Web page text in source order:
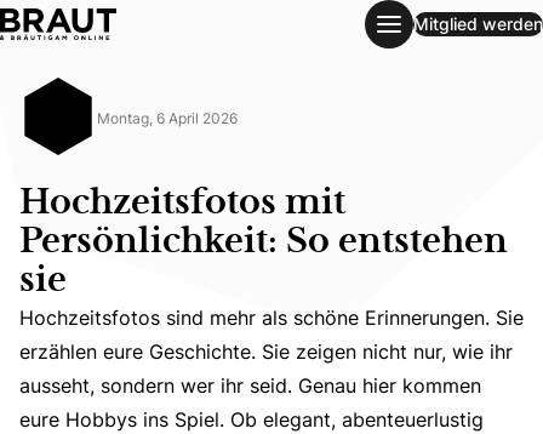
Hochzeitsfotos mit Persönlichkeit: So entstehen sie
Mitglied werden
Montag, 6 April 2026
Hochzeitsfotos mit
Persönlichkeit: So entstehen
sie
Hochzeitsfotos sind mehr als schöne Erinnerungen. Sie
Hochzeitsfotos sind mehr als schöne Erinnerungen. Sie
erzählen eure Geschichte. Sie zeigen nicht nur, wie ihr
ausseht, sondern wer ihr seid. Genau hier kommen
eure Hobbys ins Spiel. Ob elegant, abenteuerlustig